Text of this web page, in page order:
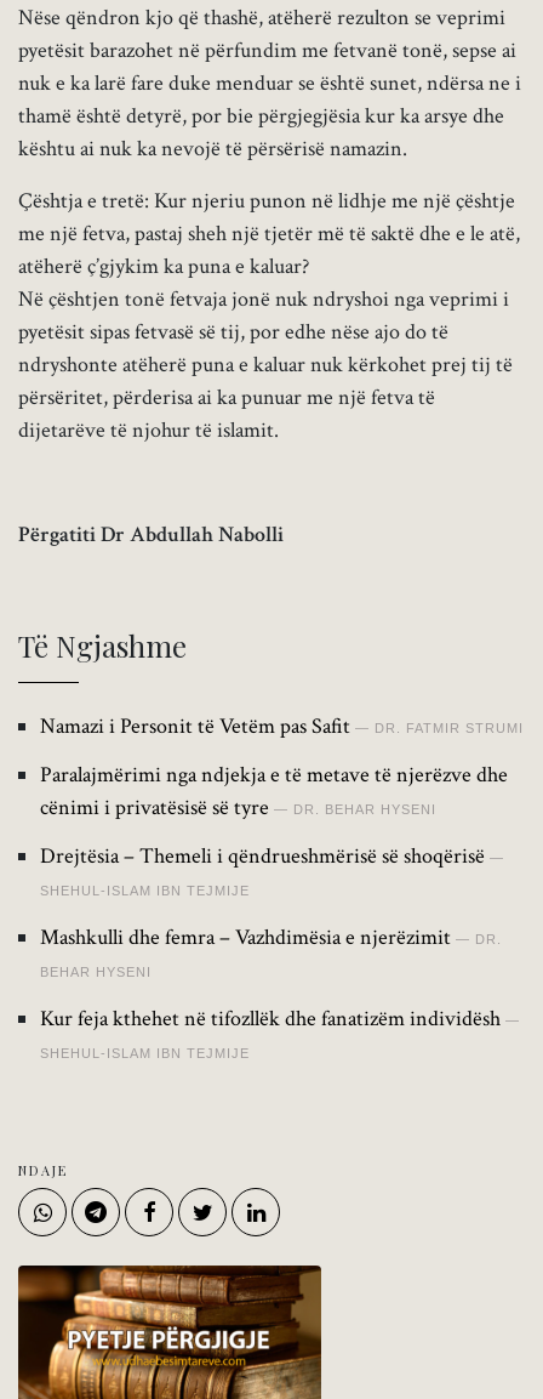
Nëse qëndron kjo që thashë, atëherë rezulton se veprimi
pyetësit barazohet në përfundim me fetvanë tonë, sepse ai
nuk e ka larë fare duke menduar se është sunet, ndërsa ne i
thamë është detyrë, por bie përgjegjësia kur ka arsye dhe
kështu ai nuk ka nevojë të përsërisë namazin.
Çështja e tretë: Kur njeriu punon në lidhje me një çështje
me një fetva, pastaj sheh një tjetër më të saktë dhe e le atë,
atëherë ç’gjykim ka puna e kaluar?
Në çështjen tonë fetvaja jonë nuk ndryshoi nga veprimi i
pyetësit sipas fetvasë së tij, por edhe nëse ajo do të
ndryshonte atëherë puna e kaluar nuk kërkohet prej tij të
përsëritet, përderisa ai ka punuar me një fetva të
dijetarëve të njohur të islamit.
Përgatiti Dr Abdullah Nabolli
Të Ngjashme
Namazi i Personit të Vetëm pas Safit DR. FATMIR STRUMI
Paralajmërimi nga ndjekja e të metave të njerëzve dhe
cënimi i privatësisë së tyre
DR. BEHAR HYSENI
Drejtësia – Themeli i qëndrueshmërisë së shoqërisë
SHEHUL-ISLAM IBN TEJMIJE
Mashkulli dhe femra – Vazhdimësia e njerëzimit DR.
BEHAR HYSENI
Kur feja kthehet në tifozllëk dhe fanatizëm individësh
SHEHUL-ISLAM IBN TEJMIJE
NDAJE